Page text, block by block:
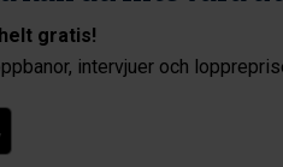
gratis!
intervjuer och